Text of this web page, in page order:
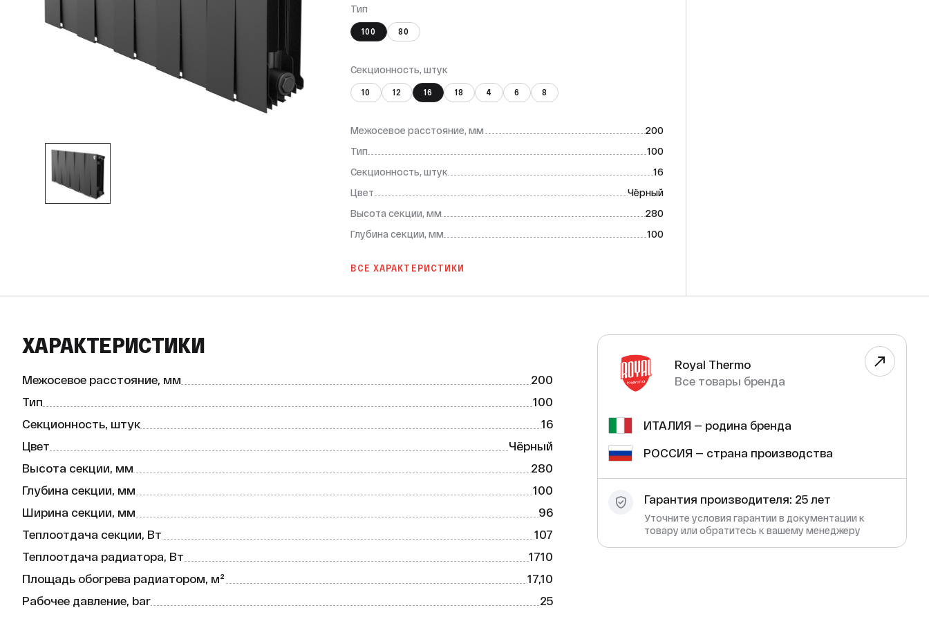
Тип
100 80
Секционность, штук
10 12 16 18 4 6 8
Межосевое расстояние, мм
200
Тип
100
Секционность, штук
16
Цвет
Чёрный
Высота секции, мм
280
Глубина секции, мм
100
ВСЕ ХАРАКТЕРИСТИКИ
ХАРАКТЕРИСТИКИ
Межосевое расстояние, мм
200
Тип
100
Секционность, штук
16
Цвет
Чёрный
Высота секции, мм
280
Глубина секции, мм
100
Ширина секции, мм
96
Теплоотдача секции, Вт
107
Теплоотдача радиатора, Вт
1710
Площадь обогрева радиатором, м²
17,10
Рабочее давление, bar
25
Royal Thermo
Все товары бренда
ИТАЛИЯ — родина бренда
РОССИЯ — страна производства
Гарантия производителя: 25 лет
Уточните условия гарантии в документации к
товару или обратитесь к вашему менеджеру